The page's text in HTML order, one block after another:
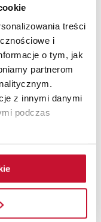
treści
i
o tym, jak
partnerom
z innymi danymi
podczas